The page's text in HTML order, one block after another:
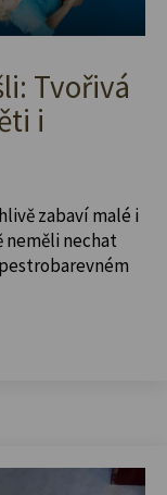
Tvořivá
i
zabaví malé i
neměli nechat